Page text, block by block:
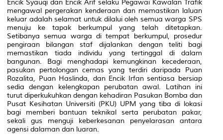
Encik Syauqi dan Encik Arif selaku Pegawai Kawalan Trafik
mengawal pergerakan kenderaan dan memastikan laluan
keluar adalah selamat untuk dilalui oleh semua warga SPS
menuju ke tapak berkumpul yang telah ditetapkan.
Setibanya semua warga di tempat berkumpul, prosedur
pengiraan bilangan staf dijalankan dengan teliti bagi
memastikan tiada individu yang tertinggal di dalam
bangunan. Bagi menghadapi kemungkinan kecederaan,
pasukan pertolongan cemas yang terdiri daripada Puan
Rozalita, Puan Haslinda, dan Encik Irfan sentiasa bersiap
sedia dengan kelengkapan perubatan awal. Latihan ini
turut diperkukuhkan dengan kehadiran Pasukan Bomba dan
Pusat Kesihatan Universiti (PKU) UPM yang tiba di lokasi
bagi memberi bantuan teknikal serta perubatan pakar,
sekali gus menguji keberkesanan penyelarasan antara
agensi dalaman dan luaran.